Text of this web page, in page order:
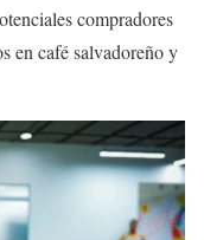
compradores
en café salvadoreño y